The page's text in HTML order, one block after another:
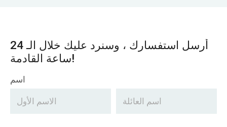
أرسل استفسارك ، وسنرد عليك خلال الـ 24
ساعة القادمة!
اسم